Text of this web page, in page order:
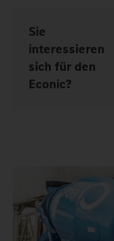
Sie
interessieren
sich für den
Econic?